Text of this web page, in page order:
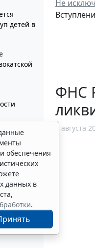
детей в
от 14
Не
ФНС
7 августа
обеспечения
данных в
.